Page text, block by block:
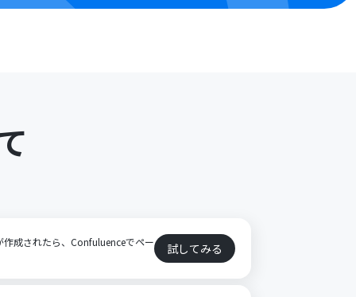
成されたら、Confuluenceでペー 試してみる